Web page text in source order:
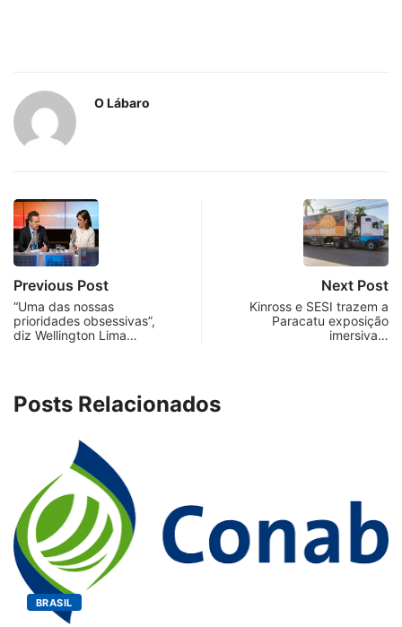
O Lábaro
Previous Post
“Uma das nossas
prioridades obsessivas”,
diz Wellington Lima…
Next Post
Kinross e SESI trazem a
Paracatu exposição
imersiva…
Posts Relacionados
BRASIL